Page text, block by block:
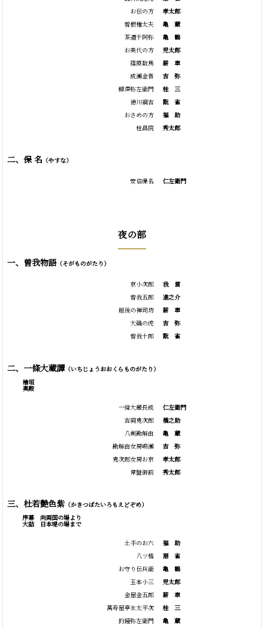
お伝の方
曽根権太夫
茶道千阿弥
お美代の方
篠原数馬
成瀬金吾
柳澤弥左衛門
徳川綱吉
おさめの方
桂昌院
孝太郎
亀
蔵
亀
鶴
児太郎
薪
車
吉
弥
桂
三
翫
雀
福
助
秀太郎
二、保 名（やすな）
安倍保名 仁左衛門
夜の部
一、曽我物語（そがものがたり）
京小次郎
曽我五郎
越後の禅司坊
大磯の虎
曽我十郎
我
當
進之介
薪
車
吉
弥
翫
雀
二、一條大蔵譚（いちじょうおおくらものがたり）
檜垣
奥殿
一條大蔵長成
吉岡鬼次郎
八剣勘解由
勘解由女房鳴瀬
鬼次郎女房お京
常盤御前
仁左衛門
橋之助
亀
蔵
吉
弥
孝太郎
秀太郎
三、杜若艶色紫（かきつばたいろもえどぞめ）
序幕 向両国の場より
大詰 日本堤の場まで
土手のお六
八ツ橋
お守り伝兵衛
玉本小三
金屋金五郎
萬寿屋亭主太平次
釣鐘弥左衛門
福
助
扇
雀
亀
鶴
児太郎
薪
車
桂
三
亀
蔵